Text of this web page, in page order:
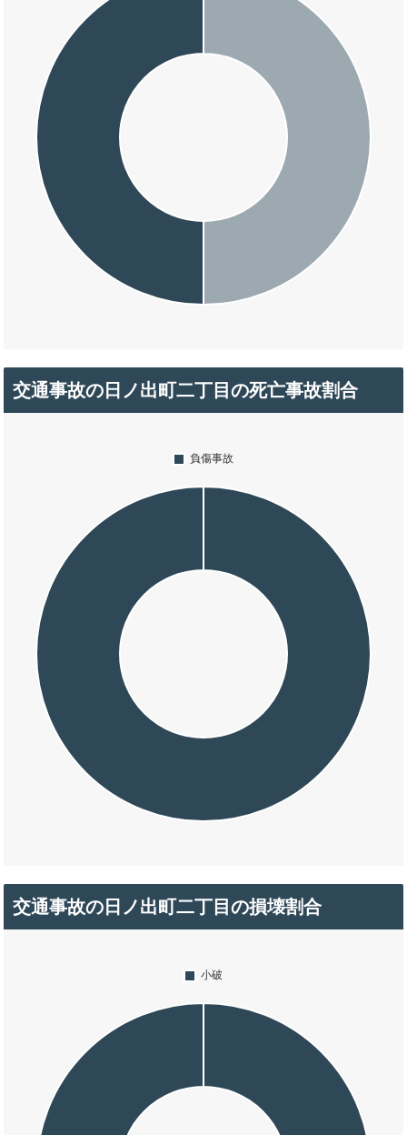
交通事故の日ノ出町二丁目の死亡事故割合
交通事故の日ノ出町二丁目の損壊割合